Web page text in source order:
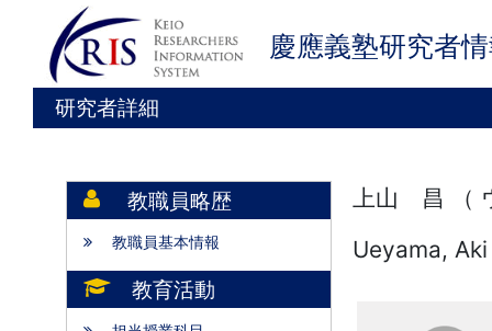
慶應義塾研究者
研究者詳細
教職員略歴
教職員基本情報
教育活動
上山 昌 （
Ueyama, Aki